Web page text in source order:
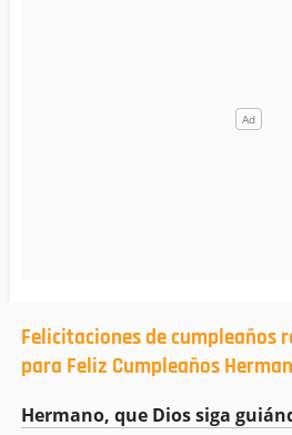
Felicitaciones de cumpleaños
para Feliz Cumpleaños
Hermano, que Dios siga